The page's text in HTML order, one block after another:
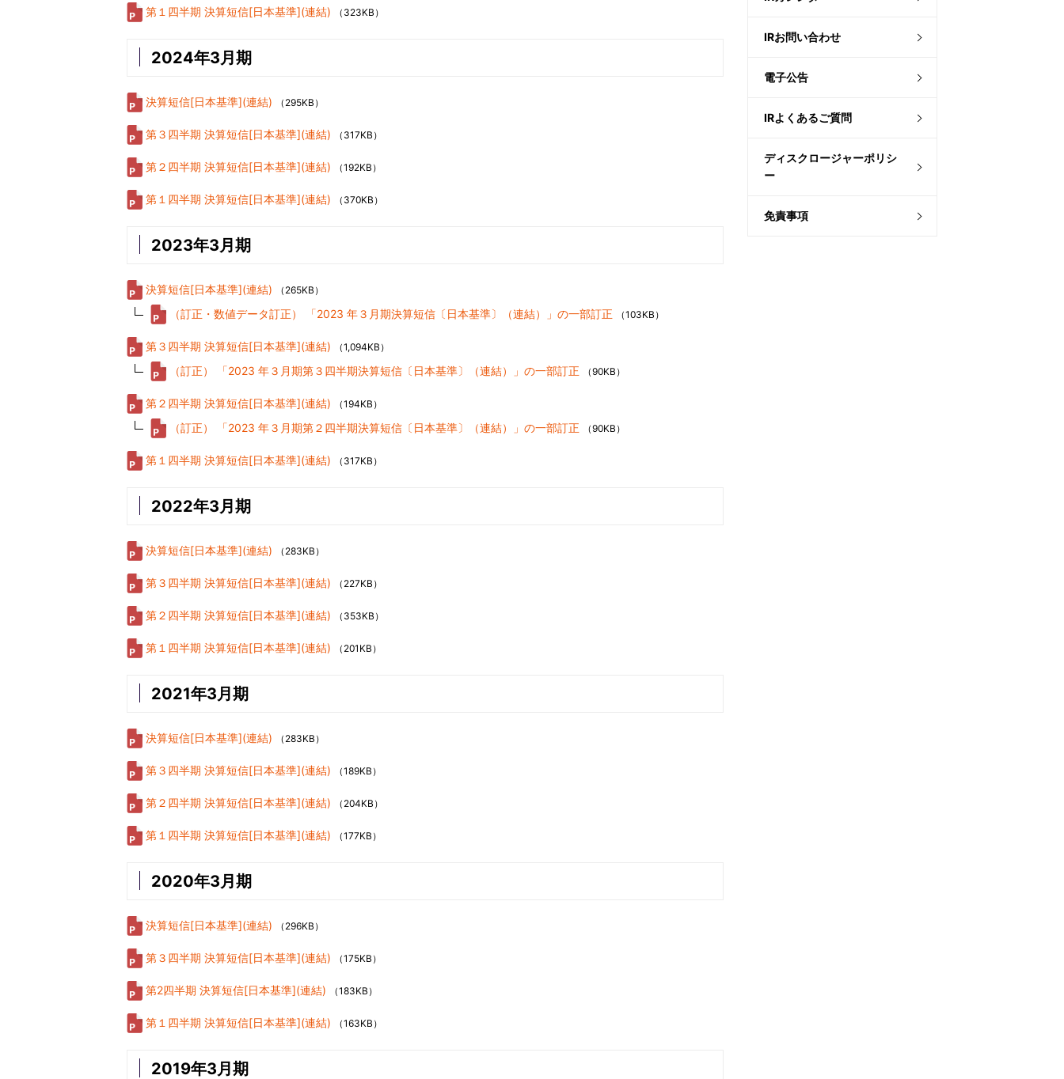
IRお問い合わせ
電子公告
IRよくあるご質問
ディスクロージャーポリシ
ー
免責事項
第１四半期 決算短信[日本基準](連結) （323KB）
2024年3月期
決算短信[日本基準](連結) （295KB）
第３四半期 決算短信[日本基準](連結) （317KB）
第２四半期 決算短信[日本基準](連結) （192KB）
第１四半期 決算短信[日本基準](連結) （370KB）
2023年3月期
決算短信[日本基準](連結) （265KB）
（訂正・数値データ訂正） 「2023 年３月期決算短信〔日本基準〕（連結）」の一部訂正 （103KB）
第３四半期 決算短信[日本基準](連結) （1,094KB）
（訂正） 「2023 年３月期第３四半期決算短信〔日本基準〕（連結）」の一部訂正 （90KB）
第２四半期 決算短信[日本基準](連結) （194KB）
（訂正） 「2023 年３月期第２四半期決算短信〔日本基準〕（連結）」の一部訂正 （90KB）
第１四半期 決算短信[日本基準](連結) （317KB）
2022年3月期
決算短信[日本基準](連結) （283KB）
第３四半期 決算短信[日本基準](連結) （227KB）
第２四半期 決算短信[日本基準](連結) （353KB）
第１四半期 決算短信[日本基準](連結) （201KB）
2021年3月期
決算短信[日本基準](連結) （283KB）
第３四半期 決算短信[日本基準](連結) （189KB）
第２四半期 決算短信[日本基準](連結) （204KB）
第１四半期 決算短信[日本基準](連結) （177KB）
2020年3月期
決算短信[日本基準](連結) （296KB）
第３四半期 決算短信[日本基準](連結) （175KB）
第2四半期 決算短信[日本基準](連結) （183KB）
第１四半期 決算短信[日本基準](連結) （163KB）
2019年3月期